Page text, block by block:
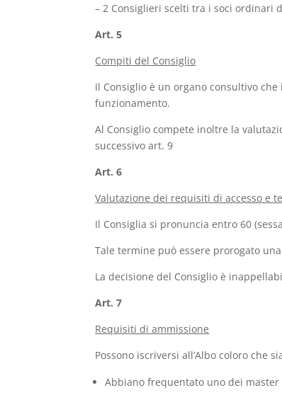
– 2 Consiglieri scelti tra i soci ordinari
Art. 5
Compiti del Consiglio
Il Consiglio è un organo consultivo
funzionamento.
Al Consiglio compete inoltre la
successivo art. 9
Art. 6
Valutazione dei requisiti di accesso e
Il Consiglia si pronuncia entro 60
Tale termine può essere prorogato
La decisione del Consiglio è
Art. 7
Requisiti di ammissione
Possono iscriversi all’Albo coloro che
Abbiano frequentato uno dei master